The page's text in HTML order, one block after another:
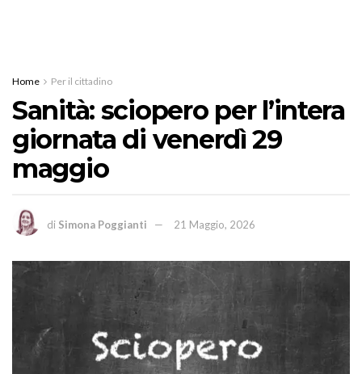
Home Per il cittadino
Sanità: sciopero per l’intera
giornata di venerdì 29
maggio
di Simona Poggianti 21 Maggio, 2026